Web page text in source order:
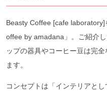
Beasty Coffee [cafe
offee by amadana」。ご紹介
ップの器具やコーヒー豆は完
ます。
コンセプトは「インテリアと